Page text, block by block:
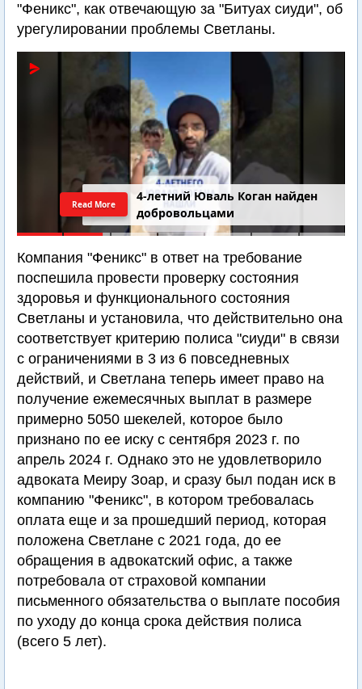
"Феникс", как отвечающую за "Битуах сиуди", об
урегулировании проблемы Светланы.
4-летний Юваль Коган найден
добровольцами
Read More
Компания "Феникс" в ответ на требование
поспешила провести проверку состояния
здоровья и функционального состояния
Светланы и установила, что действительно она
соответствует критерию полиса "сиуди" в связи
с ограничениями в 3 из 6 повседневных
действий, и Светлана теперь имеет право на
получение ежемесячных выплат в размере
примерно 5050 шекелей, которое было
признано по ее иску с сентября 2023 г. по
апрель 2024 г. Однако это не удовлетворило
адвоката Меиру Зоар, и сразу был подан иск в
компанию "Феникс", в котором требовалась
оплата еще и за прошедший период, которая
положена Светлане с 2021 года, до ее
обращения в адвокатский офис, а также
потребовала от страховой компании
письменного обязательства о выплате пособия
по уходу до конца срока действия полиса
(всего 5 лет).